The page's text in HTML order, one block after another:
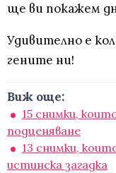
ще ви покажем
Удивително е
гените ни!
Виж още:
15 снимки,
подценяване
13 снимки,
истинска загадка